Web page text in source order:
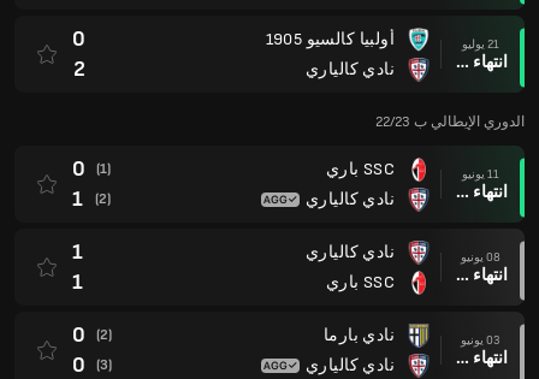
21 يوليو
انتهاء وقت المباراة
أولبيا كالسيو 1905
نادي كالياري
0
2
الدوري الإيطالي ب 22/23
11 يونيو
انتهاء وقت المباراة
SSC باري
نادي كالياري
(1)
0
(2)
1
08 يونيو
انتهاء وقت المباراة
نادي كالياري
SSC باري
1
1
03 يونيو
انتهاء وقت المباراة
نادي بارما
نادي كالياري
(2)
0
(3)
0